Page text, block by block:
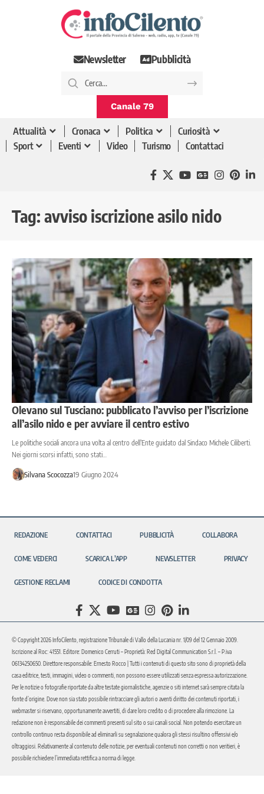
Newsletter Pubblicità
Canale 79
Attualità Cronaca Politica
Curiosità
Sport
Eventi Video Turismo Contattaci
Tag: avviso iscrizione asilo nido
Olevano sul Tusciano: pubblicato l’avviso per l’iscrizione
all’asilo nido e per avviare il centro estivo
Le politiche sociali ancora una volta al centro dell’Ente guidato dal Sindaco Michele Ciliberti.
Nei giorni scorsi infatti, sono stati…
Silvana Scocozza19 Giugno 2024
REDAZIONE CONTATTACI PUBBLICITÀ COLLABORA
COME VEDERCI SCARICA L’APP NEWSLETTER PRIVACY
GESTIONE RECLAMI CODICE DI CONDOTTA
© Copyright 2026 InfoCilento, registrazione Tribunale di Vallo della Lucania nr. 1/09 del 12 Gennaio 2009.
Iscrizione al Roc: 41551. Editore: Domenico Cerruti – Proprietà: Red Digital Communication S.r.l. – P.iva
06134250650. Direttore responsabile: Ernesto Rocco | Tutti i contenuti di questo sito sono di proprietà della
casa editrice, testi, immagini, video o commenti, non possono essere utilizzati senza espressa autorizzazione.
Per le notizie o fotografie riportate da altre testate giornalistiche, agenzie o siti internet sarà sempre citata la
fonte d’origine. Dove non sia stato possibile rintracciare gli autori o aventi diritto dei contenuti riportati, i
webmaster si riservano, opportunamente avvertiti, di dare loro credito o di procedere alla rimozione. La
redazione non è responsabile dei commenti presenti sul sito o sui canali social. Non potendo esercitare un
controllo continuo resta disponibile ad eliminarli su segnalazione qualora gli stessi risultino offensivi e/o
oltraggiosi. Relativamente al contenuto delle notizie, per eventuali contenuti non corretti o non veritieri, è
possibile richiedere l’immediata rettifica a norma di legge.